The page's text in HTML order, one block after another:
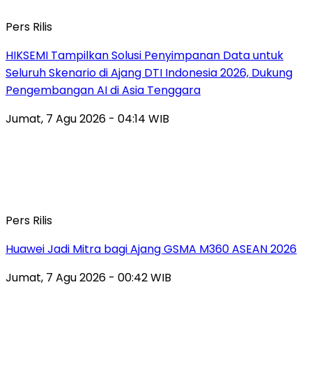
Pers Rilis
HIKSEMI Tampilkan Solusi Penyimpanan Data untuk
Seluruh Skenario di Ajang DTI Indonesia 2026, Dukung
Pengembangan AI di Asia Tenggara
Jumat, 7 Agu 2026 - 04:14 WIB
Pers Rilis
Huawei Jadi Mitra bagi Ajang GSMA M360 ASEAN 2026
Jumat, 7 Agu 2026 - 00:42 WIB